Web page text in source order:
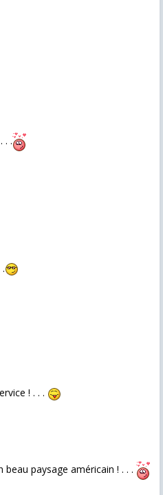
. .
! . . .
paysage américain ! . . .